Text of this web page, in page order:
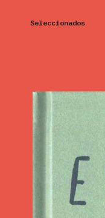
Seleccionados